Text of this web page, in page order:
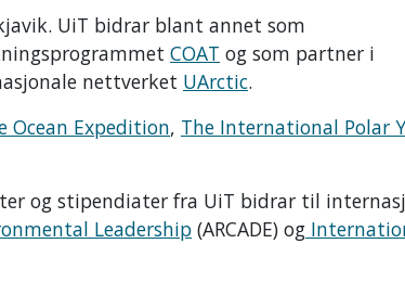
UiT bidrar blant annet som
COAT og som partner i
nettverket UArctic.
Ocean Expedition, The International Polar
og stipendiater fra UiT bidrar til
Leadership (ARCADE) og